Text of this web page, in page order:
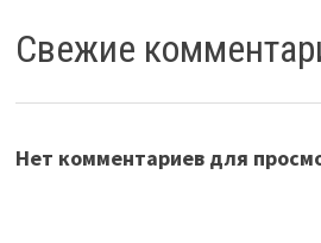
Свежие
Нет комментариев для